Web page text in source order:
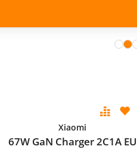
Xiaomi
67W GaN Charger 2C1A EU